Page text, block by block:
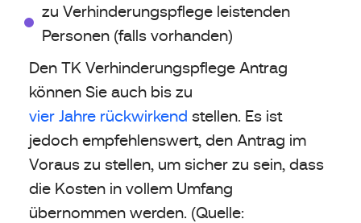
zu Verhinderungspflege leistenden
Personen (falls vorhanden)
Den TK Verhinderungspflege Antrag
können Sie auch bis zu
vier Jahre rückwirkend stellen. Es ist
jedoch empfehlenswert, den Antrag im
Voraus zu stellen, um sicher zu sein, dass
die Kosten in vollem Umfang
übernommen werden. (Quelle: